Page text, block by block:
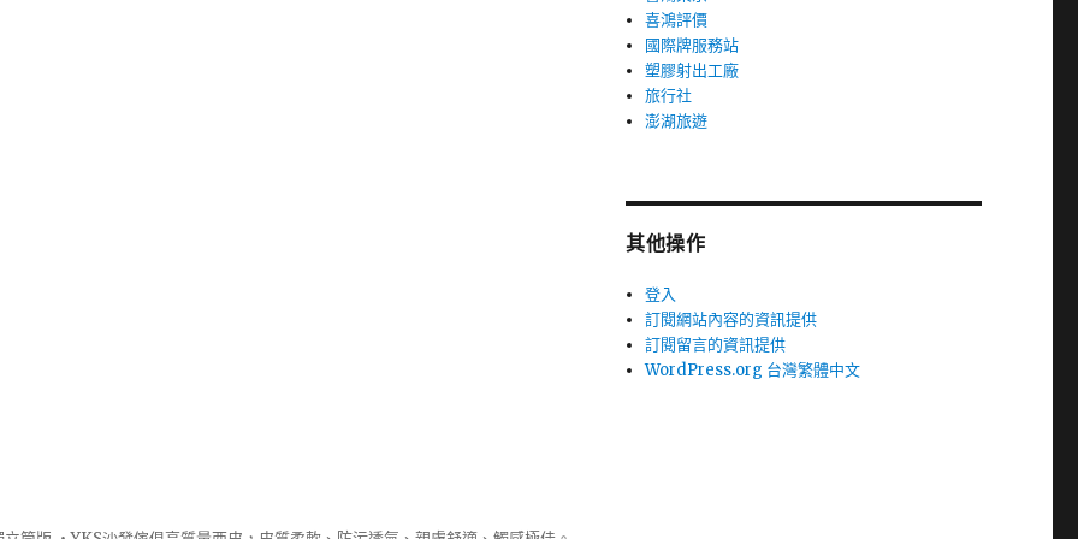
喜鴻評價
國際牌服務站
塑膠射出工廠
旅行社
澎湖旅遊
其他操作
登入
訂閱網站內容的資訊提供
訂閱留言的資訊提供
WordPress.org 台灣繁體中文